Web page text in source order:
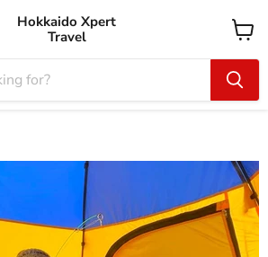
Hokkaido Xpert
Travel
View
cart